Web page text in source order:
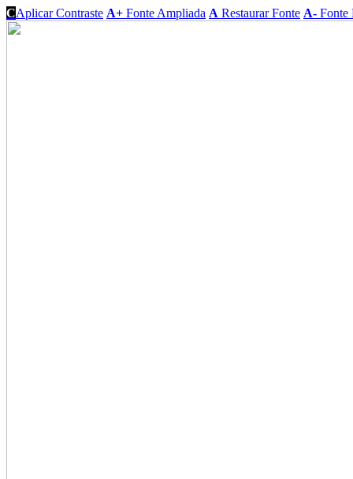
CAplicar Contraste A+ Fonte Ampliada A Restaurar Fonte A- Fonte